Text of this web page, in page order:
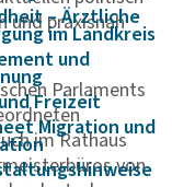
– Ärztliche
im Landkreis
und
Freizeit
Migration und
und praxisnah
Parlaments
im Rathaus
von